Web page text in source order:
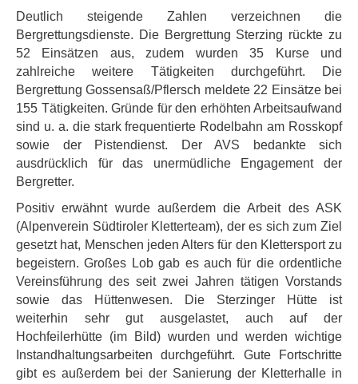
Deutlich steigende Zahlen verzeichnen die
Bergrettungsdienste. Die Bergrettung Sterzing rückte zu
52 Einsätzen aus, zudem wurden 35 Kurse und
zahlreiche weitere Tätigkeiten durchgeführt. Die
Bergrettung Gossensaß/Pflersch meldete 22 Einsätze bei
155 Tätigkeiten. Gründe für den erhöhten Arbeitsaufwand
sind u. a. die stark frequentierte Rodelbahn am Rosskopf
sowie der Pistendienst. Der AVS bedankte sich
ausdrücklich für das unermüdliche Engagement der
Bergretter.
Positiv erwähnt wurde außerdem die Arbeit des ASK
(Alpenverein Südtiroler Kletterteam), der es sich zum Ziel
gesetzt hat, Menschen jeden Alters für den Klettersport zu
begeistern. Großes Lob gab es auch für die ordentliche
Vereinsführung des seit zwei Jahren tätigen Vorstands
sowie das Hüttenwesen. Die Sterzinger Hütte ist
weiterhin sehr gut ausgelastet, auch auf der
Hochfeilerhütte (im Bild) wurden und werden wichtige
Instandhaltungsarbeiten durchgeführt. Gute Fortschritte
gibt es außerdem bei der Sanierung der Kletterhalle in